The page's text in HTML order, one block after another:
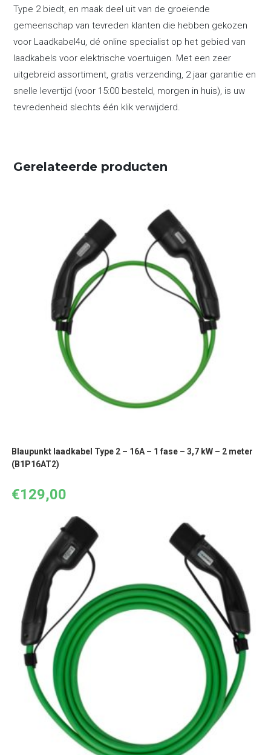
Type 2 biedt, en maak deel uit van de groeiende
gemeenschap van tevreden klanten die hebben gekozen
voor Laadkabel4u, dé online specialist op het gebied van
laadkabels voor elektrische voertuigen. Met een zeer
uitgebreid assortiment, gratis verzending, 2 jaar garantie en
snelle levertijd (voor 15:00 besteld, morgen in huis), is uw
tevredenheid slechts één klik verwijderd.
Gerelateerde producten
Blaupunkt laadkabel Type 2 – 16A – 1 fase – 3,7 kW – 2 meter
(B1P16AT2)
€129,00